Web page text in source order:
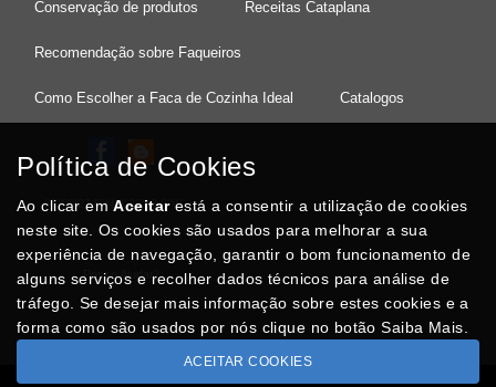
Conservação de produtos Receitas Cataplana
Recomendação sobre Faqueiros
Como Escolher a Faca de Cozinha Ideal Catalogos
37°08'27.5"N 8°32'13.9"W
Posso Ajudar?
Política de Cookies
Ao clicar emAceitarestá a consentir a utilização de cookies
neste site. Os cookies são usados para melhorar a sua
experiência de navegação, garantir o bom funcionamento de
alguns serviços e recolher dados técnicos para análise de
tráfego. Se desejar mais informação sobre estes cookies e a
forma como são usados por nós clique no botão Saiba Mais.
ACEITAR COOKIES